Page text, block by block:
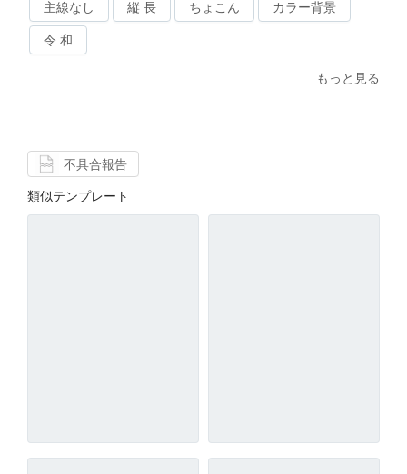
主線なし 縦 長 ちょこん カラー背景
令 和
もっと見る
不具合報告
類似テンプレート